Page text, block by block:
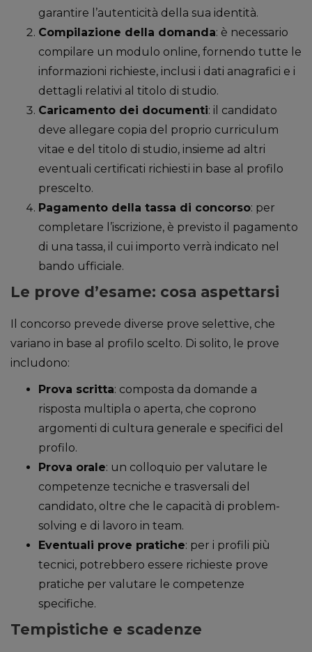
garantire l’autenticità della sua identità.
Compilazione della domanda: è necessario
compilare un modulo online, fornendo tutte le
informazioni richieste, inclusi i dati anagrafici e i
dettagli relativi al titolo di studio.
Caricamento dei documenti: il candidato
deve allegare copia del proprio curriculum
vitae e del titolo di studio, insieme ad altri
eventuali certificati richiesti in base al profilo
prescelto.
Pagamento della tassa di concorso: per
completare l’iscrizione, è previsto il pagamento
di una tassa, il cui importo verrà indicato nel
bando ufficiale.
Le prove d’esame: cosa aspettarsi
Il concorso prevede diverse prove selettive, che
variano in base al profilo scelto. Di solito, le prove
includono:
Prova scritta: composta da domande a
risposta multipla o aperta, che coprono
argomenti di cultura generale e specifici del
profilo.
Prova orale: un colloquio per valutare le
competenze tecniche e trasversali del
candidato, oltre che le capacità di problem-
solving e di lavoro in team.
Eventuali prove pratiche: per i profili più
tecnici, potrebbero essere richieste prove
pratiche per valutare le competenze
specifiche.
Tempistiche e scadenze